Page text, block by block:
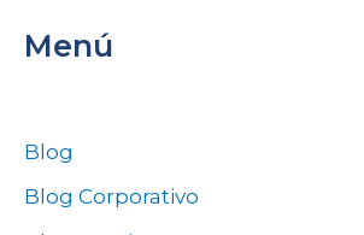
Menú
Blog
Blog Corporativo